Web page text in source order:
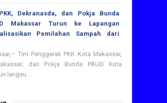
Dekranasda, dan Pokja Bunda
Makassar Turun ke Lapangan
Pemilahan Sampah dari
Tim Penggerak PKK Kota Makassar,
dan Pokja Bunda PAUD Kota
langsu...